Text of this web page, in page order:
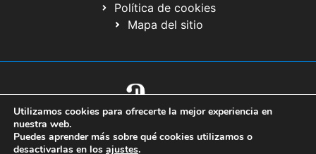
Política de cookies
Mapa del sitio
© 2020 Web desarrollada por el Servicio de Informática de Diputación
de Alicante
Utilizamos cookies para ofrecerte la mejor experiencia en
nuestra web.
Puedes aprender más sobre qué cookies utilizamos o
desactivarlas en los ajustes.